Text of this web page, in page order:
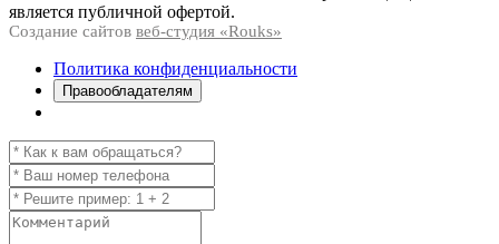
является публичной офертой.
Создание сайтов веб-студия «Rouks»
Политика конфиденциальности
Правообладателям